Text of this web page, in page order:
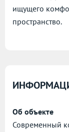
ищущего
пространство.
Об объекте
Современный